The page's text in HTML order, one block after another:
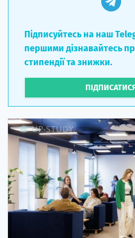
Підписуйтесь на наш
першими дізнавайтесь
стипендії та знижки.